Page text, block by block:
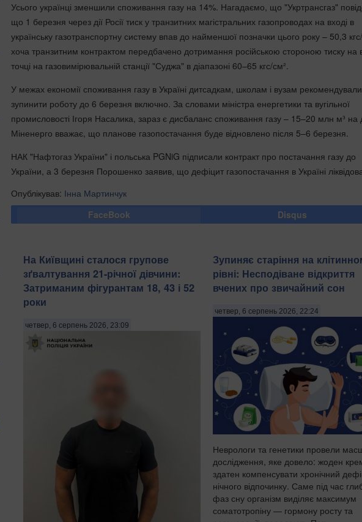
Усього українці зменшили споживання газу на 14%. Нагадаємо, що "Укртрансгаз"
що 1 березня через дії Росії тиск у транзитних магістральних газопроводах на вході в
українську газотранспортну систему впав до найменшої позначки цього року – 50,3
хоча транзитним контрактом передбачено дотримання російською стороною тиску на
точці на газовимірювальній станції "Суджа" в діапазоні 60–65 кгс/см².
У межах економії споживання газу в Україні дитсадкам, школам і вузам рекомендували
зупинити роботу до 6 березня включно. За словами міністра енергетики та вугільної
промисловості Ігоря Насалика, зараз є дисбаланс споживання газу – 15–20 млн м³ на
Міненерго вважає, що планове газопостачання буде відновлено після 5–6 березня.
НАК "Нафтогаз України" і польська PGNiG підписали контракт про постачання газу до
України, а 3 березня Порошенко заявив, що дефіцит газопостачання в Україні
Опублікував: Інна Мартинчук
FaceBook
Disqus
На Київщині сталося групове
зґвалтування 21-річної дівчини:
Затриманим фігурантам 18, 43 і 52
роки
четвер, 6 серпень 2026, 23:09
Зупиняє старіння на
рівні: Несподіване відкриття
вчених про звичайний сон
четвер, 6 серпень 2026, 22:24
Неврологи та генетики провели
дослідження, яке довело: жоден
здатен компенсувати хронічний
нічного відпочинку. Саме під час
фаз сну організм виділяє максимум
соматотропіну — гормону росту та